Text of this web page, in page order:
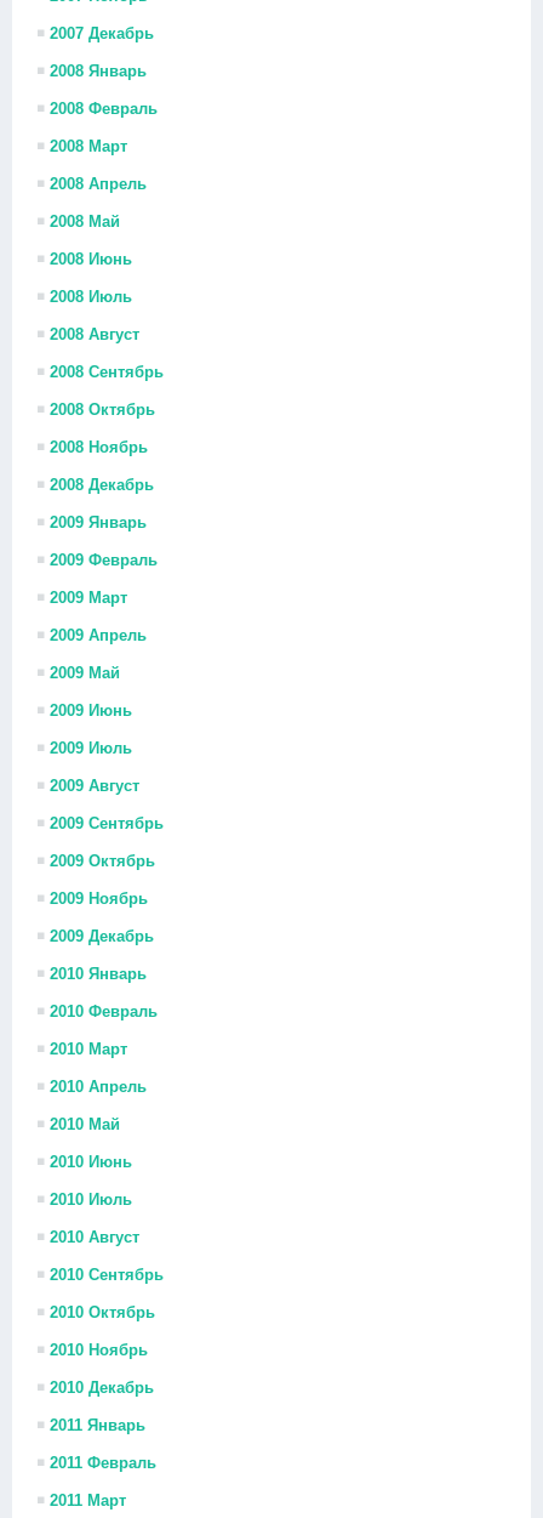
2007 Декабрь
2008 Январь
2008 Февраль
2008 Март
2008 Апрель
2008 Май
2008 Июнь
2008 Июль
2008 Август
2008 Сентябрь
2008 Октябрь
2008 Ноябрь
2008 Декабрь
2009 Январь
2009 Февраль
2009 Март
2009 Апрель
2009 Май
2009 Июнь
2009 Июль
2009 Август
2009 Сентябрь
2009 Октябрь
2009 Ноябрь
2009 Декабрь
2010 Январь
2010 Февраль
2010 Март
2010 Апрель
2010 Май
2010 Июнь
2010 Июль
2010 Август
2010 Сентябрь
2010 Октябрь
2010 Ноябрь
2010 Декабрь
2011 Январь
2011 Февраль
2011 Март